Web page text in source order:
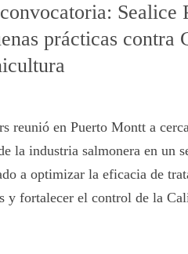
Sealice
prácticas contra
reunió en Puerto Montt a
la industria salmonera en un
a optimizar la eficacia de
y fortalecer el control de la